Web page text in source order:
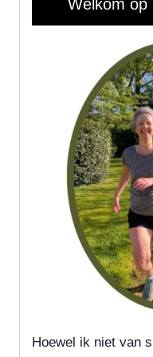
Welkom op
Hoewel ik niet van